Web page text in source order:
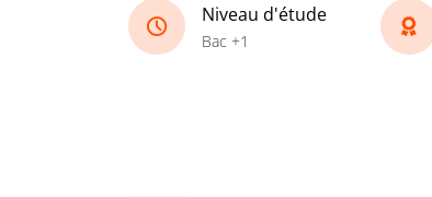
Niveau d'étude
Bac +1